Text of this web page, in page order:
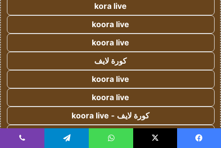
kora live
koora live
koora live
كورة لايف
koora live
koora live
كورة لايف - koora live
كورة لايف - koora live